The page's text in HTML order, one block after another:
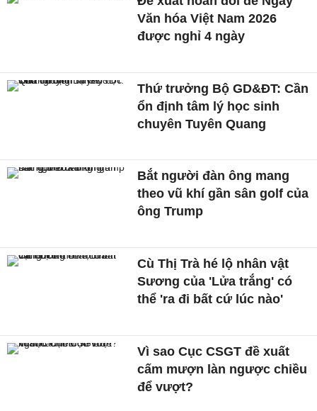
Văn hóa Việt Nam 2026
được nghỉ 4 ngày
Thứ trưởng Bộ GD&ĐT: Cần
ổn định tâm lý học sinh
chuyên Tuyên Quang
Bắt người đàn ông mang
theo vũ khí gần sân golf của
ông Trump
Cù Thị Trà hé lộ nhân vật
Sương của 'Lửa trắng' có
thể 'ra đi bất cứ lúc nào'
Vì sao Cục CSGT đề xuất
cấm mượn làn ngược chiều
để vượt?